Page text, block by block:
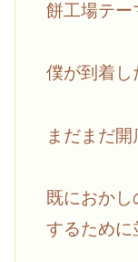
餅工場テー
僕が到着し
まだまだ開
既におかし
するために